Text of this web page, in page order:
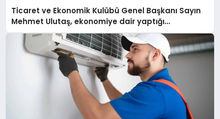
Ticaret ve Ekonomik Kulübü Genel Başkanı Sayın
Mehmet Ulutaş, ekonomiye dair yaptığı
açıklamada şunları kaydetti: